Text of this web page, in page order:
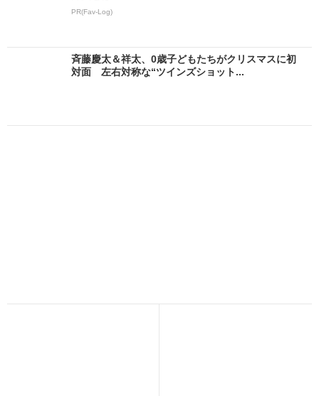
PR(Fav-Log)
斉藤慶太＆祥太、0歳子どもたちがクリスマスに初
対面 左右対称な“ツインズショット...